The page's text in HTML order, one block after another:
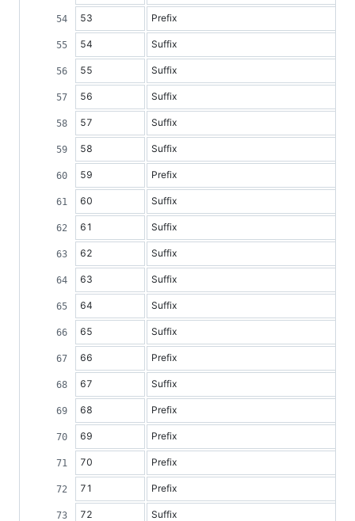
53 Prefix
54 Suffix
55 Suffix
56 Suffix
57 Suffix
58 Suffix
59 Prefix
60 Suffix
61 Suffix
62 Suffix
63 Suffix
64 Suffix
65 Suffix
66 Prefix
67 Suffix
68 Prefix
69 Prefix
70 Prefix
71 Prefix
72 Suffix